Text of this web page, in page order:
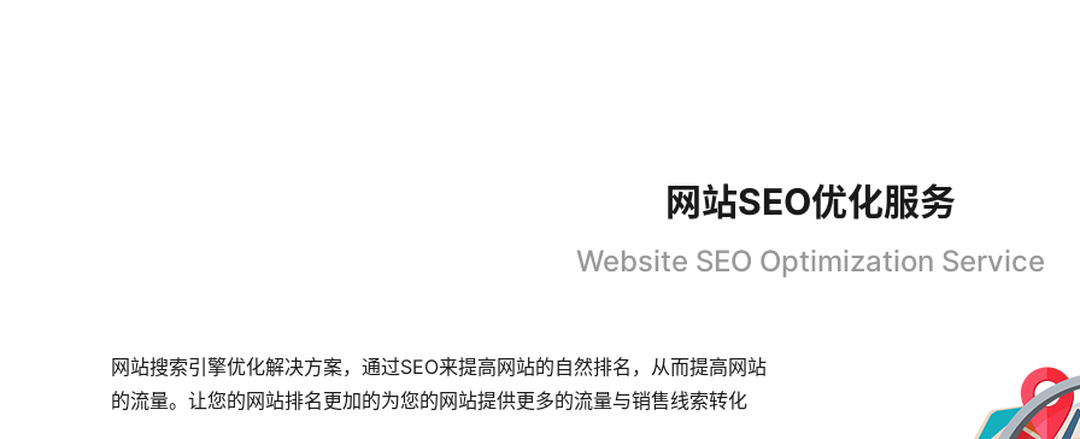
网站SEO优化服务
Website SEO Optimization Service
网站搜索引擎优化解决方案，通过SEO来提高网站的自然排名，从而提高网站
的流量。让您的网站排名更加的为您的网站提供更多的流量与销售线索转化